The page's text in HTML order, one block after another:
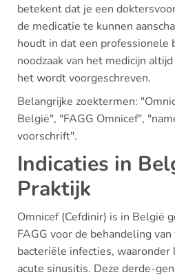
betekent dat je een
de medicatie te kunnen
houdt in dat een professionele
noodzaak van het medicijn
het wordt voorgeschreven.
Belangrijke zoektermen:
België", "FAGG Omnicef",
voorschrift".
Indicaties in
Praktijk
Omnicef (Cefdinir) is in België
FAGG voor de behandeling
bacteriële infecties,
acute sinusitis. Deze derde-